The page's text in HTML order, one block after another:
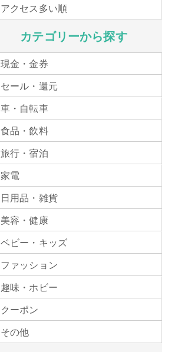
アクセス多い順
カテゴリーから探す
現金・金券
セール・還元
車・自転車
食品・飲料
旅行・宿泊
家電
日用品・雑貨
美容・健康
ベビー・キッズ
ファッション
趣味・ホビー
クーポン
その他